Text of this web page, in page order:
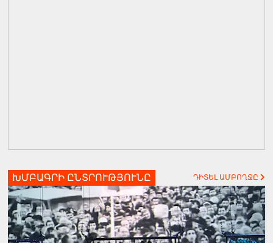
ԽՄԲԱԳՐԻ ԸՆՏՐՈՒԹՅՈՒՆԸ ԴԻՏԵԼ ԱՄԲՈՂՋԸ